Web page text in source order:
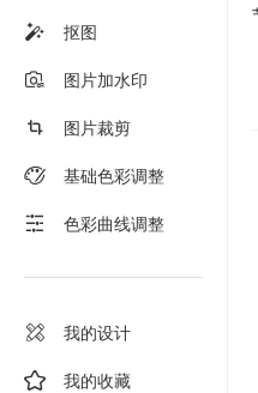
抠图
图片加水印
图片裁剪
基础色彩调整
色彩曲线调整
我的设计
我的收藏